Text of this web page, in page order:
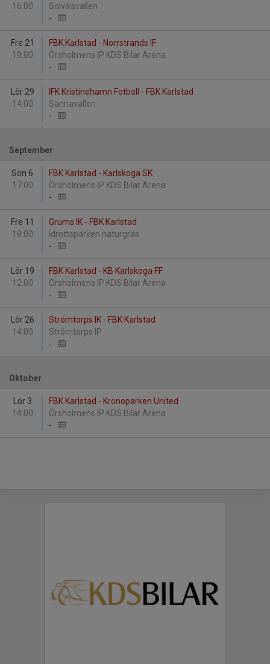
16:00
Solviksvallen
-
Fre 21
19:00
FBK Karlstad - Norrstrands IF
Örsholmens IP KDS Bilar Arena
-
Lör 29
14:00
IFK Kristinehamn Fotboll - FBK Karlstad
Sannavallen
-
September
Sön 6
17:00
FBK Karlstad - Karlskoga SK
Örsholmens IP KDS Bilar Arena
-
Fre 11
18:00
Grums IK - FBK Karlstad
Idrottsparken naturgräs
-
Lör 19
12:00
FBK Karlstad - KB Karlskoga FF
Örsholmens IP KDS Bilar Arena
-
Lör 26
14:00
Strömtorps IK - FBK Karlstad
Strömtorps IP
-
Oktober
Lör 3
14:00
FBK Karlstad - Kronoparken United
Örsholmens IP KDS Bilar Arena
-